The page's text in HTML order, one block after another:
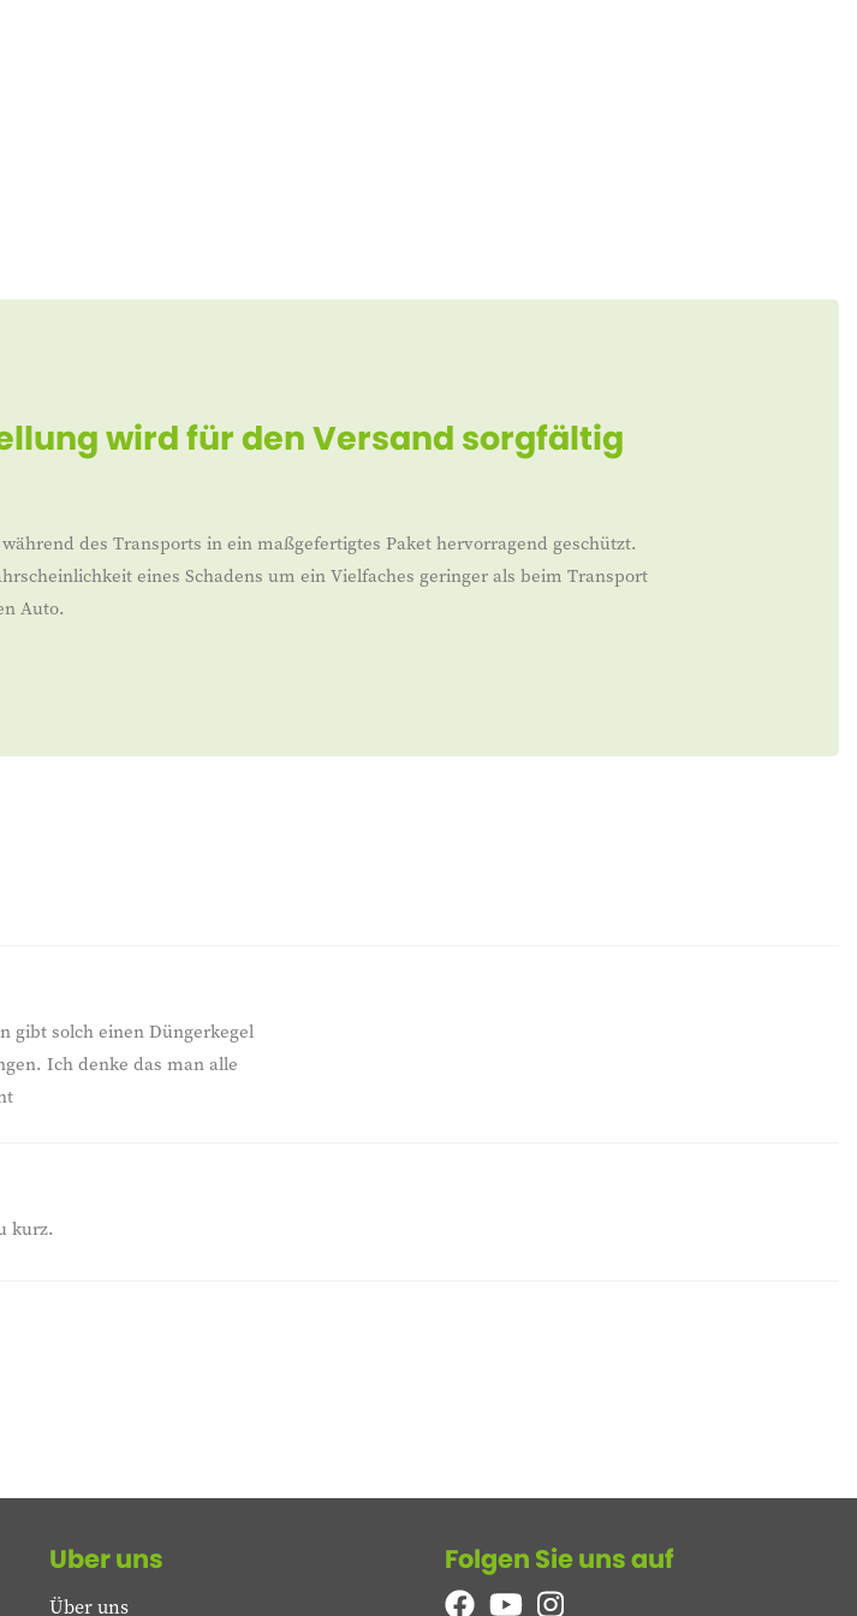
wird für den Versand sorgfältig
des Transports in ein maßgefertigtes Paket hervorragend geschützt.
eines Schadens um ein Vielfaches geringer als beim Transport
Auto.
gibt solch einen Düngerkegel
Ich denke das man alle
kurz.
Uber uns
Über uns
Folgen Sie uns auf